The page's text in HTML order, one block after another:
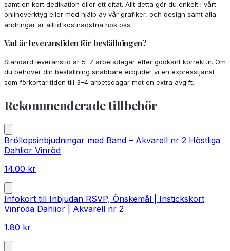
samt en kort dedikation eller ett citat. Allt detta gör du enkelt i vårt
onlineverktyg eller med hjälp av vår grafiker, och design samt alla
ändringar är alltid kostnadsfria hos oss.
Vad är leveranstiden för beställningen?
Standard leveranstid är 5–7 arbetsdagar efter godkänt korrektur. Om
du behöver din beställning snabbare erbjuder vi en expresstjänst
som förkortar tiden till 3–4 arbetsdagar mot en extra avgift.
Rekommenderade tillbehör
Bröllopsinbjudningar med Band – Akvarell nr 2 Höstliga
Dahlior Vinröd
14.00 kr
Infokort till Inbjudan RSVP, Önskemål | Instickskort
Vinröda Dahlior | Akvarell nr 2
1.80 kr